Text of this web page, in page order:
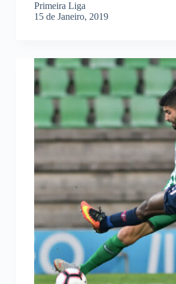
Primeira Liga
15 de Janeiro, 2019